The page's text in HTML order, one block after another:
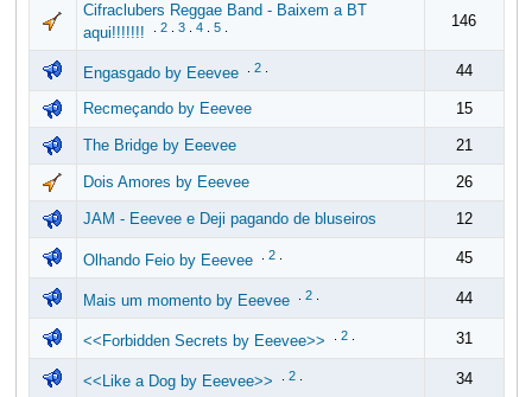
Cifraclubers Reggae Band - Baixem a BT
aqui!!!!!!!
2. 3. 4. 5. 146
Engasgado by Eeevee 2. 44
Recmeçando by Eeevee 15
The Bridge by Eeevee 21
Dois Amores by Eeevee 26
JAM - Eeevee e Deji pagando de bluseiros 12
Olhando Feio by Eeevee 2. 45
Mais um momento by Eeevee 2. 44
<<Forbidden Secrets by Eeevee>> 2. 31
<<Like a Dog by Eeevee>> 2. 34